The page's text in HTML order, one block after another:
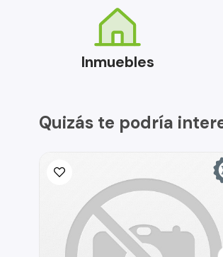
Inmuebles
Quizás te podría